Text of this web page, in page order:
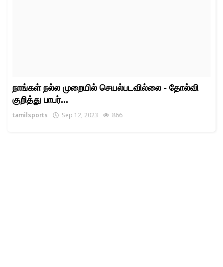
நாங்கள் நல்ல முறையில் செயல்படவில்லை - தோல்வி
குறித்து பாபர்...
tamilsports Sep 12, 2023 866